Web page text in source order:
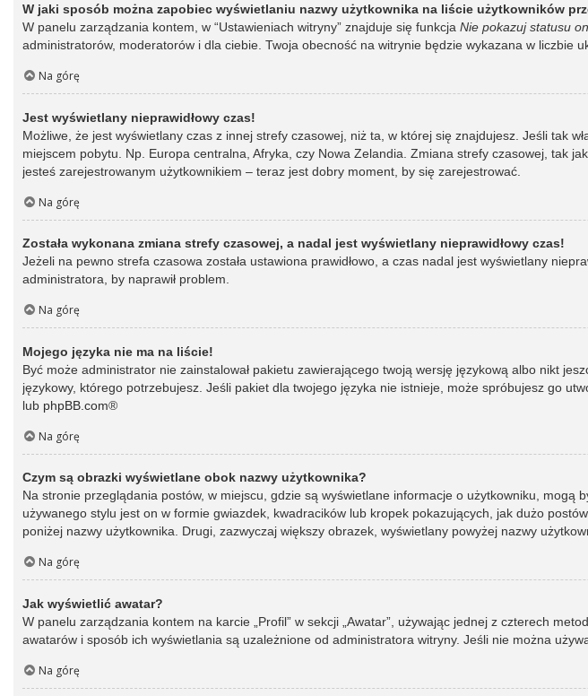
W jaki sposób można zapobiec wyświetlaniu nazwy użytkownika na liście użytkowników
W panelu zarządzania kontem, w “Ustawieniach witryny” znajduje się funkcja Nie pokazuj statusu
administratorów, moderatorów i dla ciebie. Twoja obecność na witrynie będzie wykazana w liczbie
Na górę
Jest wyświetlany nieprawidłowy czas!
Możliwe, że jest wyświetlany czas z innej strefy czasowej, niż ta, w której się znajdujesz. Jeśli tak
miejscem pobytu. Np. Europa centralna, Afryka, czy Nowa Zelandia. Zmiana strefy czasowej, tak
jesteś zarejestrowanym użytkownikiem – teraz jest dobry moment, by się zarejestrować.
Na górę
Została wykonana zmiana strefy czasowej, a nadal jest wyświetlany nieprawidłowy czas!
Jeżeli na pewno strefa czasowa została ustawiona prawidłowo, a czas nadal jest wyświetlany
administratora, by naprawił problem.
Na górę
Mojego języka nie ma na liście!
Być może administrator nie zainstalował pakietu zawierającego twoją wersję językową albo nikt
językowy, którego potrzebujesz. Jeśli pakiet dla twojego języka nie istnieje, może spróbujesz go
lub phpBB.com®
Na górę
Czym są obrazki wyświetlane obok nazwy użytkownika?
Na stronie przeglądania postów, w miejscu, gdzie są wyświetlane informacje o użytkowniku,
używanego stylu jest on w formie gwiazdek, kwadracików lub kropek pokazujących, jak dużo
poniżej nazwy użytkownika. Drugi, zazwyczaj większy obrazek, wyświetlany powyżej nazwy
Na górę
Jak wyświetlić awatar?
W panelu zarządzania kontem na karcie „Profil” w sekcji „Awatar”, używając jednej z czterech
awatarów i sposób ich wyświetlania są uzależnione od administratora witryny. Jeśli nie można
Na górę